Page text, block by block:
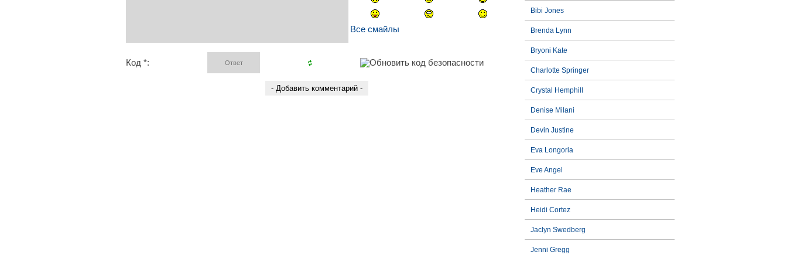
Все смайлы
Код *:
Bibi Jones
Brenda Lynn
Bryoni Kate
Charlotte Springer
Crystal Hemphill
Denise Milani
Devin Justine
Eva Longoria
Eve Angel
Heather Rae
Heidi Cortez
Jaclyn Swedberg
Jenni Gregg